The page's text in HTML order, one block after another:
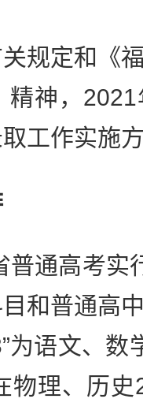
定和《福
精神，
工作实施
高考实
和普通高
为语文、
物理、历